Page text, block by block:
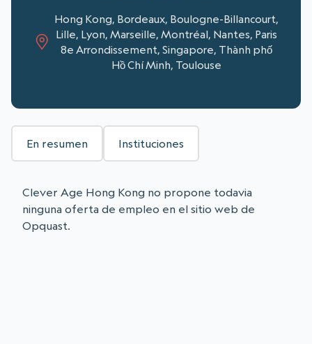
Hong Kong, Bordeaux, Boulogne-Billancourt,
Lille, Lyon, Marseille, Montréal, Nantes, Paris
8e Arrondissement, Singapore, Thành phố
Hồ Chí Minh, Toulouse
En resumen Instituciones
Clever Age Hong Kong no propone todavia
ninguna oferta de empleo en el sitio web de
Opquast.